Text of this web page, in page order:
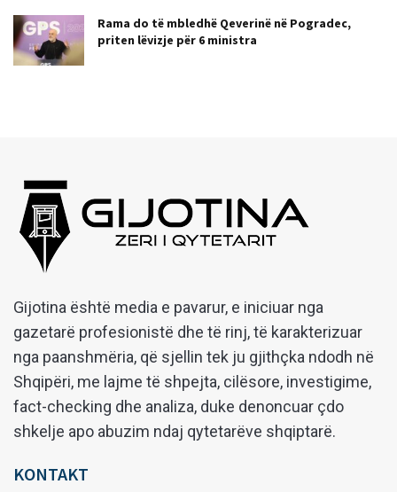
Rama do të mbledhë Qeverinë në Pogradec,
priten lëvizje për 6 ministra
Gijotina është media e pavarur, e iniciuar nga
gazetarë profesionistë dhe të rinj, të karakterizuar
nga paanshmëria, që sjellin tek ju gjithçka ndodh në
Shqipëri, me lajme të shpejta, cilësore, investigime,
fact-checking dhe analiza, duke denoncuar çdo
shkelje apo abuzim ndaj qytetarëve shqiptarë.
KONTAKT